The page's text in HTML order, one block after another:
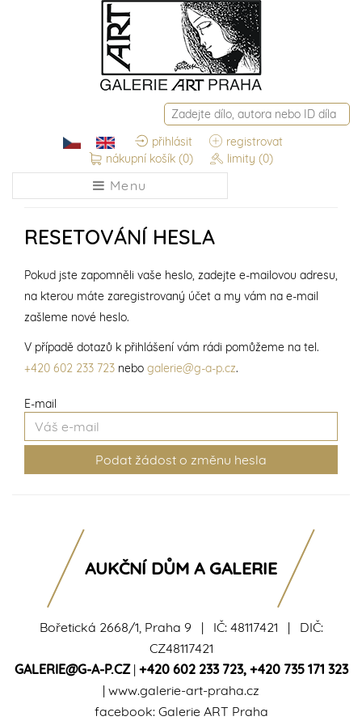
přihlásit
registrovat
nákupní košík (0) limity (0)
Menu
RESETOVÁNÍ HESLA
E-mail
Pokud jste zapomněli vaše heslo, zadejte e-mailovou adresu,
na kterou máte zaregistrovaný účet a my vám na e-mail
zašleme nové heslo.
V případě dotazů k přihlášení vám rádi pomůžeme na tel.
+420 602 233 723 nebo galerie@g-a-p.cz.
Bořetická 2668/1, Praha 9 | IČ: 48117421 | DIČ:
CZ48117421
GALERIE@G-A-P.CZ| +420 602 233 723, +420 735 171 323
| www.galerie-art-praha.cz
facebook: Galerie ART Praha
AUKČNÍ DŮM A GALERIE